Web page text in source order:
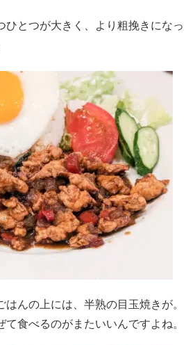
ひとつが大きく、より粗挽きになっ
はんの上には、半熟の目玉焼きが。
て食べるのがまたいいんですよね。